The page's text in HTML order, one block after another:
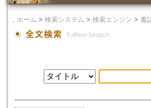
． ホーム > 検索システム > 検索エンジン > 書